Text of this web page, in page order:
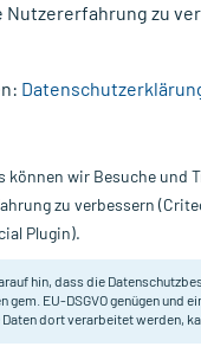
Nur für kurze Zeit:
20 ml
Nutzererfahrung zu
können wir Besuche und
zu verbessern
Plugin).
hin, dass die
gem. EU-DSGVO genügen und
Daten dort verarbeitet werden,